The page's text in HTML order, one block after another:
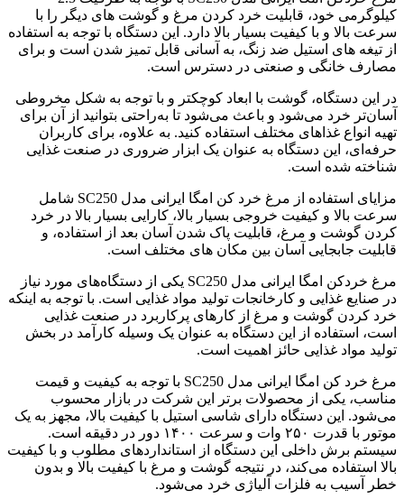
کیلوگرمی خود، قابلیت خرد کردن مرغ و گوشت های دیگر را با
سرعت بالا و با کیفیت بسیار بالا دارد. این دستگاه با توجه به استفاده
از تیغه های استیل ضد زنگ، به آسانی قابل تمیز شدن است و برای
مصارف خانگی و صنعتی در دسترس است.
در این دستگاه، گوشت با ابعاد کوچکتر و با توجه به شکل مخروطی
آسان‌تر خرد می‌شود و باعث می‌شود تا به‌راحتی بتوانید از آن برای
تهیه انواع غذاهای مختلف استفاده کنید. به علاوه، برای کاربران
حرفه‌ای، این دستگاه به عنوان یک ابزار ضروری در صنعت غذایی
شناخته شده است.
مزایای استفاده از مرغ خرد کن امگا ایرانی مدل SC250 شامل
سرعت بالا و کیفیت خروجی بسیار بالا، کارایی بسیار بالا در خرد
کردن گوشت و مرغ، قابلیت پاک شدن آسان بعد از استفاده، و
قابلیت جابجایی آسان بین مکان های مختلف است.
مرغ خردکن امگا ایرانی مدل SC250 یکی از دستگاه‌های مورد نیاز
در صنایع غذایی و کارخانجات تولید مواد غذایی است. با توجه به اینکه
خرد کردن گوشت و مرغ از کارهای پرکاربرد در صنعت غذایی
است، استفاده از این دستگاه به عنوان یک وسیله کارآمد در بخش
تولید مواد غذایی حائز اهمیت است.
مرغ خرد کن امگا ایرانی مدل SC250 با توجه به کیفیت و قیمت
مناسب، یکی از محصولات برتر این شرکت در بازار محسوب
می‌شود. این دستگاه دارای شاسی استیل با کیفیت بالا، مجهز به یک
موتور با قدرت ۲۵۰ وات و سرعت ۱۴۰۰ دور در دقیقه است.
سیستم برش داخلی این دستگاه از استانداردهای مطلوب و با کیفیت
بالا استفاده می‌کند، در نتیجه گوشت و مرغ با کیفیت بالا و بدون
خطر آسیب به فلزات آلیاژی خرد می‌شود.